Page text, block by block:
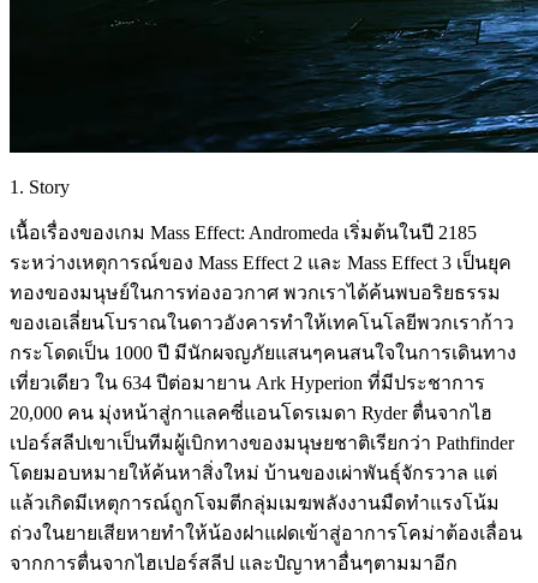
1. Story
เนื้อเรื่องของเกม Mass Effect: Andromeda เริ่มต้นในปี 2185
ระหว่างเหตุการณ์ของ Mass Effect 2 และ Mass Effect 3 เป็นยุค
ทองของมนุษย์ในการท่องอวกาศ พวกเราได้ค้นพบอริยธรรม
ของเอเลี่ยนโบราณในดาวอังคารทำให้เทคโนโลยีพวกเราก้าว
กระโดดเป็น 1000 ปี มีนักผจญภัยแสนๆคนสนใจในการเดินทาง
เที่ยวเดียว ใน 634 ปีต่อมายาน Ark Hyperion ที่มีประชาการ
20,000 คน มุ่งหน้าสู่กาแลคซี่แอนโดรเมดา Ryder ตื่นจากไฮ
เปอร์สลีปเขาเป็นทีมผู้เบิกทางของมนุษยชาติเรียกว่า Pathfinder
โดยมอบหมายให้ค้นหาสิ่งใหม่ บ้านของเผ่าพันธุ์จักรวาล แต่
แล้วเกิดมีเหตุการณ์ถูกโจมตีกลุ่มเมฆพลังงานมืดทำแรงโน้ม
ถ่วงในยายเสียหายทำให้น้องฝาแฝดเข้าสู่อาการโคม่าต้องเลื่อน
จากการตื่นจากไฮเปอร์สลีป และปํญาหาอื่นๆตามมาอีก